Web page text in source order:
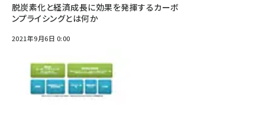
脱炭素化と経済成長に効果を発揮するカーボ
ンプライシングとは何か
2021年9月6日 0:00